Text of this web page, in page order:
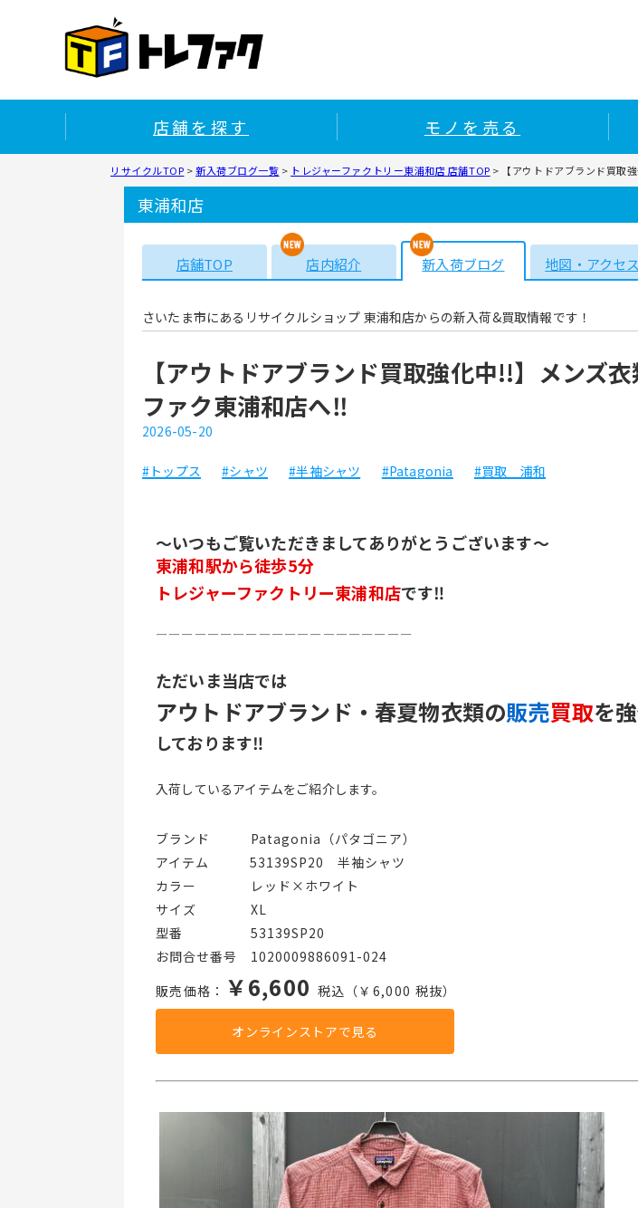
店舗を探す モノを売る
リサイクルTOP >新入荷ブログ一覧 > トレジャーファクトリー東浦和店 店舗TOP > 【アウトドアブランド買取
東浦和店
店舗TOP 店内紹介 新入荷ブログ 地図・アクセス
さいたま市にあるリサイクルショップ 東浦和店からの新入荷&買取情報です！
【アウトドアブランド買取強化中!!】メンズ
ファク東浦和店へ‼
2026-05-20
#トップス #シャツ #半袖シャツ #Patagonia #買取 浦和
～いつもご覧いただきましてありがとうございます～
東浦和駅から徒歩5分
トレジャーファクトリー東浦和店です‼︎
ーーーーーーーーーーーーーーーーーーーー
ただいま当店では
アウトドアブランド・春夏物衣類の販売買取を
しております‼
入荷しているアイテムをご紹介します。
ブランド   Patagonia（パタゴニア）
アイテム   53139SP20　半袖シャツ
カラー    レッド×ホワイト
サイズ    XL
型番     53139SP20
お問合せ番号 1020009886091-024
販売価格： ￥6,600 税込（￥6,000 税抜）
オンラインストアで見る